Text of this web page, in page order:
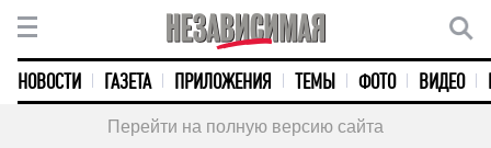
НОВОСТИ ГАЗЕТА ПРИЛОЖЕНИЯ ТЕМЫ ФОТО ВИДЕО
Перейти на полную версию сайта